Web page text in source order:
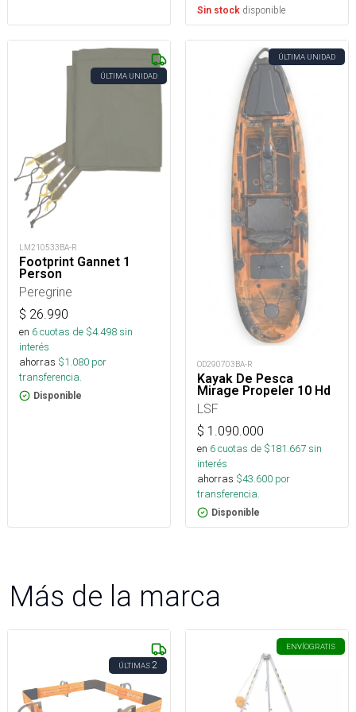
Sin stock disponible
ÚLTIMA UNIDAD
LM210533BA-R
Footprint Gannet 1
Person
Peregrine
$ 26.990
en 6cuotas de $4.498sin
interés
ahorras $1.080 por
transferencia.
Disponible
ÚLTIMA UNIDAD
OD290703BA-R
Kayak De Pesca
Mirage Propeler 10 Hd
LSF
$ 1.090.000
en 6cuotas de $181.667sin
interés
ahorras $43.600 por
transferencia.
Disponible
Más de la marca
ÚLTIMAS2
ENVÍOGRATIS